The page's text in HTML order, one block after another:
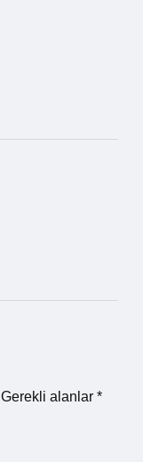
Gerekli alanlar *